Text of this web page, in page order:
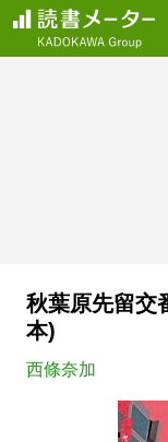
秋葉原先留交
本)
西條奈加